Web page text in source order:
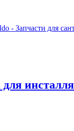
- Запчасти для